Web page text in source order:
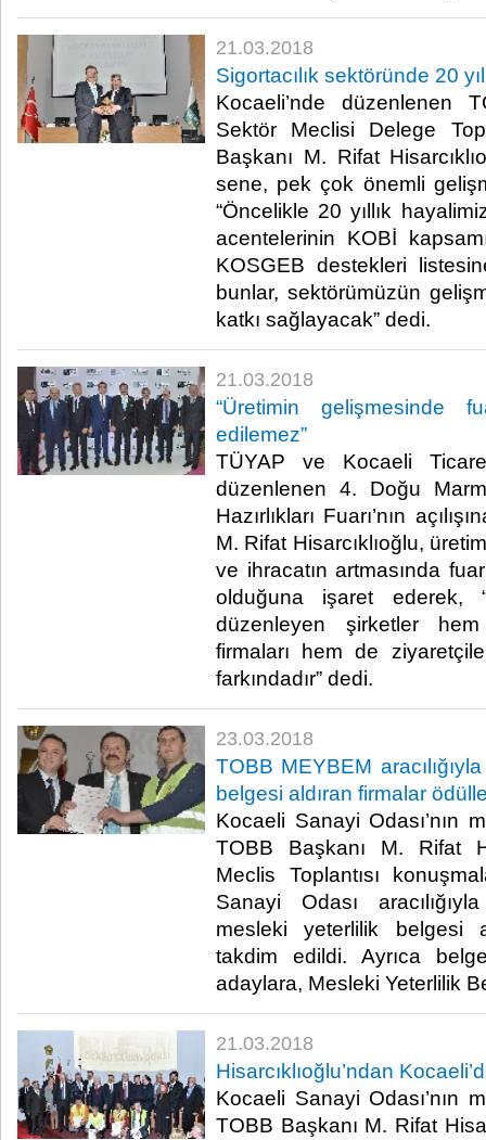
21.03.2018
Sigortacılık sektöründe 20
Kocaeli’nde düzenlenen
Sektör Meclisi Delege
Başkanı M. Rifat
sene, pek çok önemli
“Öncelikle 20 yıllık
acentelerinin KOBİ
KOSGEB destekleri
bunlar, sektörümüzün
katkı sağlayacak” dedi.​
21.03.2018
“Üretimin gelişmesinde
edilemez”
TÜYAP ve Kocaeli
düzenlenen 4. Doğu
Hazırlıkları Fuarı’nın
M. Rifat Hisarcıklıoğlu,
ve ihracatın artmasında
olduğuna işaret ederek,
düzenleyen şirketler hem
firmaları hem de
farkındadır” dedi.​
23.03.2018
TOBB MEYBEM
belgesi aldıran firmalar
Kocaeli Sanayi Odası’nın
TOBB Başkanı M. Rifat
Meclis Toplantısı
Sanayi Odası
mesleki yeterlilik belgesi
takdim edildi. Ayrıca
adaylara, Mesleki Yeterlilik
21.03.2018
Hisarcıklıoğlu’ndan
Kocaeli Sanayi Odası’nın
TOBB Başkanı M. Rifat